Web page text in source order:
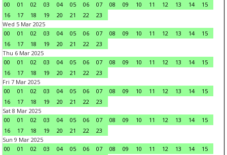
00
01 02 03 04 05 06 07 08 09 10 11 12 13 14
15
16
17 18 19 20 21 22
23
Wed 5 Mar 2025
00
01 02 03 04 05 06 07 08 09 10 11 12 13 14
15
16
17 18 19 20 21 22
23
Thu 6 Mar 2025
00
01 02 03 04 05 06 07 08 09 10 11 12 13 14
15
16
17 18 19 20 21 22
23
Fri 7 Mar 2025
00
01 02 03 04 05 06 07 08 09 10 11 12 13 14
15
16
17 18 19 20 21 22
23
Sat 8 Mar 2025
00
01 02 03 04 05 06 07 08 09 10 11 12 13 14
15
16
17 18 19 20 21 22
23
Sun 9 Mar 2025
00
01 02 03 04 05 06 07 08 09 10 11 12 13 14
15